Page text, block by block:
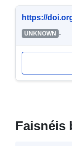
https://
UNKNOWN -
Faisnéis